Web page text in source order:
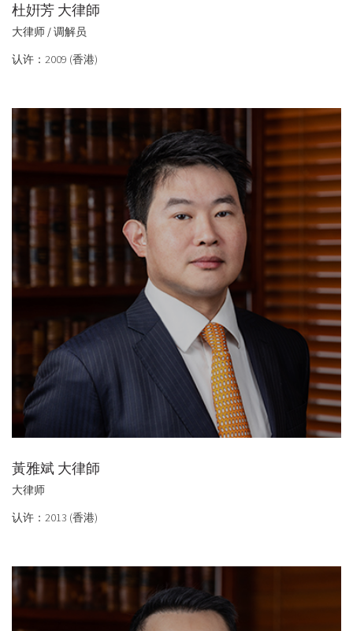
杜姸芳 大律師
大律师 / 调解员
认许：2009 (香港)
黃雅斌 大律師
大律师
认许：2013 (香港)